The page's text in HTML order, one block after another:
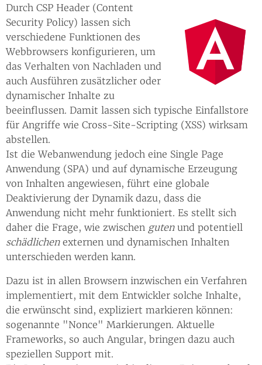
Durch CSP Header (Content
Security Policy) lassen sich
verschiedene Funktionen des
Webbrowsers konfigurieren, um
das Verhalten von Nachladen und
auch Ausführen zusätzlicher oder
dynamischer Inhalte zu
beeinflussen. Damit lassen sich typische Einfallstore
für Angriffe wie Cross-Site-Scripting (XSS) wirksam
abstellen.
Ist die Webanwendung jedoch eine Single Page
Anwendung (SPA) und auf dynamische Erzeugung
von Inhalten angewiesen, führt eine globale
Deaktivierung der Dynamik dazu, dass die
Anwendung nicht mehr funktioniert. Es stellt sich
daher die Frage, wie zwischen gutenund potentiell
schädlichenexternen und dynamischen Inhalten
unterschieden werden kann.
Dazu ist in allen Browsern inzwischen ein Verfahren
implementiert, mit dem Entwickler solche Inhalte,
die erwünscht sind, expliziert markieren können:
sogenannte "Nonce" Markierungen. Aktuelle
Frameworks, so auch Angular, bringen dazu auch
speziellen Support mit.